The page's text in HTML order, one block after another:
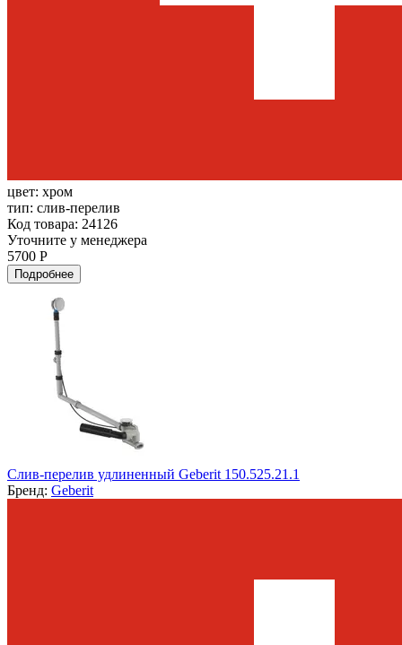
цвет: хром
тип: слив-перелив
Код товара: 24126
Уточните у менеджера
5700 Р
Подробнее
Слив-перелив удлиненный Geberit 150.525.21.1
Бренд: Geberit